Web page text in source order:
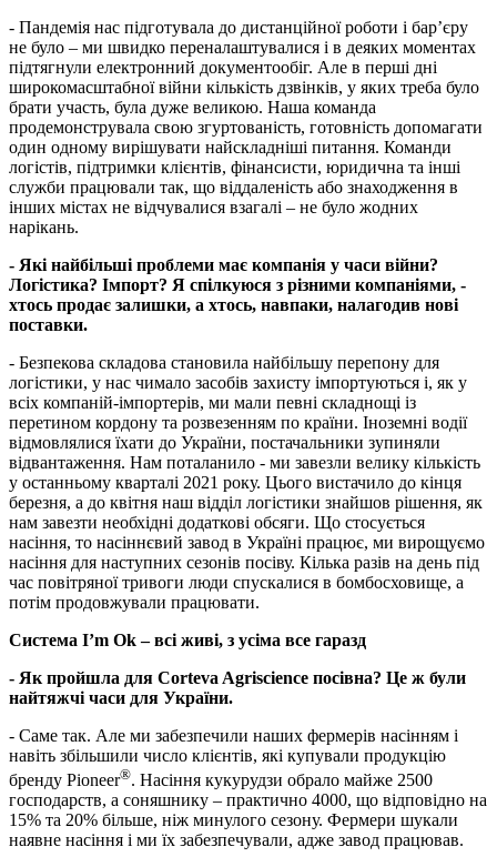
- Пандемія нас підготувала до дистанційної роботи і бар’єру
не було – ми швидко переналаштувалися і в деяких моментах
підтягнули електронний документообіг. Але в перші дні
широкомасштабної війни кількість дзвінків, у яких треба було
брати участь, була дуже великою. Наша команда
продемонструвала свою згуртованість, готовність допомагати
один одному вирішувати найскладніші питання. Команди
логістів, підтримки клієнтів, фінансисти, юридична та інші
служби працювали так, що віддаленість або знаходження в
інших містах не відчувалися взагалі – не було жодних
нарікань.
- Які найбільші проблеми має компанія у часи війни?
Логістика? Імпорт? Я спілкуюся з різними компаніями, -
хтось продає залишки, а хтось, навпаки, налагодив нові
поставки.
- Безпекова складова становила найбільшу перепону для
логістики, у нас чимало засобів захисту імпортуються і, як у
всіх компаній-імпортерів, ми мали певні складнощі із
перетином кордону та розвезенням по країни. Іноземні водії
відмовлялися їхати до України, постачальники зупиняли
відвантаження. Нам поталанило - ми завезли велику кількість
у останньому кварталі 2021 року. Цього вистачило до кінця
березня, а до квітня наш відділ логістики знайшов рішення, як
нам завезти необхідні додаткові обсяги. Що стосується
насіння, то насіннєвий завод в Україні працює, ми вирощуємо
насіння для наступних сезонів посіву. Кілька разів на день під
час повітряної тривоги люди спускалися в бомбосховище, а
потім продовжували працювати.
Система I’m Ok – всі живі, з усіма все гаразд
- Як пройшла для Corteva Agriscience посівна? Це ж були
найтяжчі часи для України.
- Саме так. Але ми забезпечили наших фермерів насінням і
навіть збільшили число клієнтів, які купували продукцію
бренду Pioneer®. Насіння кукурудзи обрало майже 2500
господарств, а соняшнику – практично 4000, що відповідно на
15% та 20% більше, ніж минулого сезону. Фермери шукали
наявне насіння і ми їх забезпечували, адже завод працював.